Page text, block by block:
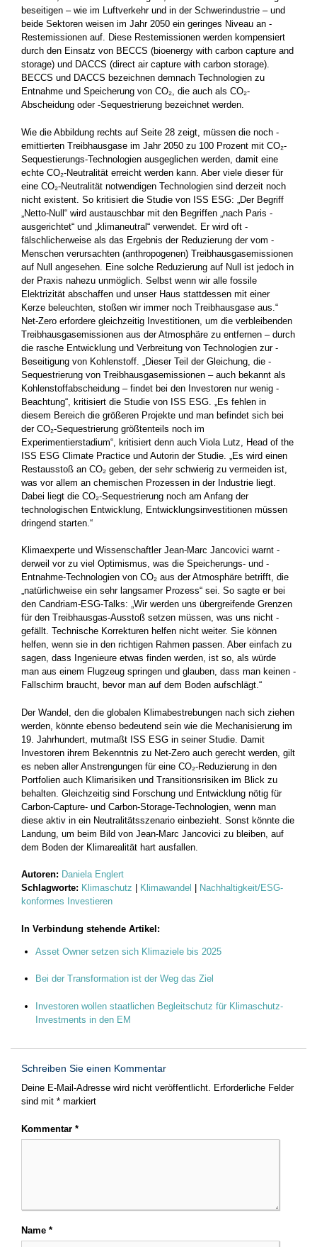
beseitigen – wie im Luftverkehr und in der Schwerindustrie – und
beide Sektoren weisen im Jahr 2050 ein geringes Niveau an ­
Restemissionen auf. Diese Restemissionen werden kompensiert
durch den Einsatz von BECCS (bioenergy with carbon capture and
storage) und DACCS (direct air capture with carbon storage).
BECCS und DACCS bezeichnen demnach Technologien zu
Entnahme und Speicherung von CO₂, die auch als CO₂-
Abscheidung oder -Sequestrierung bezeichnet werden.
Wie die Abbildung rechts auf Seite 28 zeigt, müssen die noch ­
emittierten Treibhausgase im Jahr 2050 zu 100 Prozent mit CO₂-
Sequestierungs-Technologien ausgeglichen werden, damit eine
echte CO₂-Neutralität erreicht werden kann. Aber viele dieser für
eine CO₂-Neutralität notwendigen Technologien sind derzeit noch
nicht existent. So kritisiert die Studie von ISS ESG: „Der Begriff
„Netto-Null“ wird austauschbar mit den Begriffen „nach Paris ­
ausgerichtet“ und „klimaneutral“ verwendet. Er wird oft ­
fälschlicherweise als das Ergebnis der Reduzierung der vom ­
Menschen verursachten (anthropogenen) Treibhausgasemissionen
auf Null angesehen. Eine solche Reduzierung auf Null ist jedoch in
der Praxis nahezu unmöglich. Selbst wenn wir alle ­fossile
Elektrizität­ abschaffen und unser Haus stattdessen mit ­einer
Kerze beleuchten, stoßen wir immer noch Treibhausgase aus.“
Net-Zero erfordere gleichzeitig Investitionen, um die verbleibenden
Treib­hausgasemissionen aus der Atmosphäre zu entfernen – durch
die ­rasche Entwicklung und Verbreitung von Technologien zur ­
Beseitigung von Kohlenstoff. „Dieser Teil der Gleichung, die ­
Sequestrierung von Treibhausgasemissionen – auch bekannt als
Kohlenstoffabscheidung – findet bei den Investoren nur wenig ­
Beachtung“, kritisiert die Studie von ISS ESG. „Es fehlen in
diesem Bereich die größeren Projekte und man befindet sich bei
der CO₂-Sequestrierung größtenteils noch im
Experimentierstadium“, ­kritisiert denn auch Viola Lutz, Head of the
ISS ESG Climate ­Practice und Autorin der Studie. „Es wird einen
Restausstoß an CO₂ geben, der sehr ­schwierig zu vermeiden ist,
was vor allem an chemischen Prozessen in der Industrie liegt.
Dabei liegt die CO₂-Sequestrierung noch am Anfang der
technologischen Entwicklung, Entwicklungsinvestitionen­ müssen
dringend starten.“
Klimaexperte und Wissenschaftler Jean-Marc Jancovici warnt ­
derweil vor zu viel Optimismus, was die Speicherungs- und ­
Entnahme-Technologien von CO₂ aus der Atmosphäre betrifft, die
„natürlichweise ein sehr langsamer Prozess“ sei. So sagte er bei
den Candriam-ESG-Talks: „Wir werden uns übergreifende Grenzen
für den Treibhausgas-Ausstoß setzen müssen, was uns nicht ­
gefällt. Technische Korrekturen helfen nicht weiter. Sie können
helfen, wenn sie in den richtigen Rahmen passen. Aber einfach zu
sagen, dass Ingenieure etwas finden werden, ist so, als würde
man aus ­einem Flugzeug springen und glauben, dass man keinen ­
Fallschirm braucht, bevor man auf dem Boden aufschlägt.“
Der Wandel, den die globalen Klimabestrebungen nach sich ziehen
werden, könnte ebenso bedeutend sein wie die Mechanisierung im
19. Jahrhundert, mutmaßt ISS ESG in seiner Studie. Damit
Investoren ihrem Bekenntnis zu Net-Zero auch gerecht werden, gilt
es neben aller Anstrengungen für eine CO₂-Reduzierung in den
Portfolien auch Klimarisiken und Transitionsrisiken im Blick zu
behalten. Gleichzeitig sind Forschung und Entwicklung nötig für
Carbon-Capture- und Carbon-Storage-Technologien, wenn man
diese aktiv in ein Neutralitätsszenario einbezieht. Sonst könnte die
Landung, um beim Bild von Jean-Marc Jancovici zu bleiben, auf
dem Boden der Klimarealität hart ausfallen.
Autoren: Daniela Englert
Schlagworte: Klimaschutz Klimawandel
Nachhaltigkeit/ESG-
konformes Investieren
In Verbindung stehende Artikel:
Asset Owner setzen sich Klimaziele bis 2025
Bei der Transformation ist der Weg das Ziel
Investoren wollen staatlichen Begleitschutz für Klimaschutz-
Investments in den EM
Schreiben Sie einen Kommentar
Deine E-Mail-Adresse wird nicht veröffentlicht. Erforderliche Felder
sind mit * markiert
Kommentar *
Name *